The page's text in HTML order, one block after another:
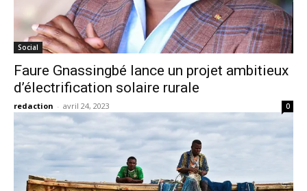
Social
Faure Gnassingbé lance un projet ambitieux
d’électrification solaire rurale
redaction - avril 24, 2023 0